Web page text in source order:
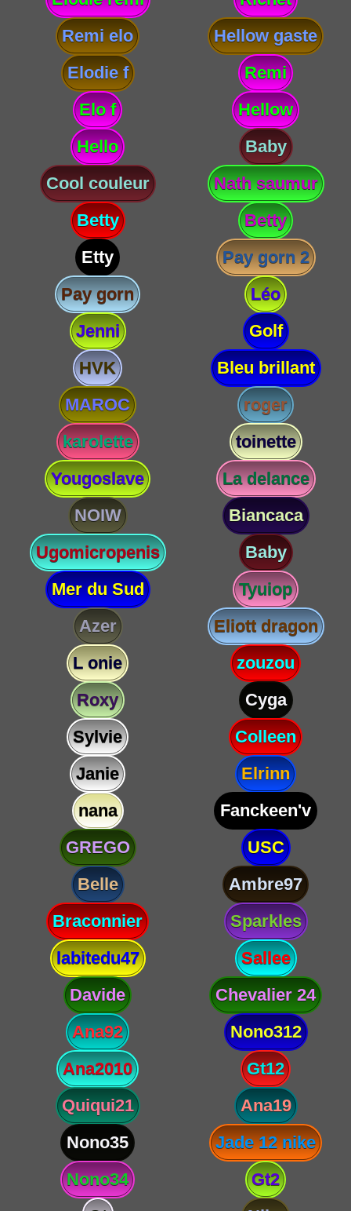
Remi elo
Hellow gaste
Elodie f
Remi
Elo f
Hellow
Hello
Baby
Cool couleur
Nath saumur
Betty
Betty
Etty
Pay gorn 2
Pay gorn
Léo
Jenni
Golf
HVK
Bleu brillant
MAROC
roger
karolette
toinette
Yougoslave
La delance
NOIW
Biancaca
Ugomicropenis
Baby
Mer du Sud
Tyuiop
Azer
Eliott dragon
L onie
zouzou
Roxy
Cyga
Sylvie
Colleen
Janie
Elrinn
nana
Fanckeen'v
GREGO
USC
Belle
Ambre97
Braconnier
Sparkles
labitedu47
Sallee
Davide
Chevalier 24
Ana92
Nono312
Ana2010
Gt12
Quiqui21
Ana19
Nono35
Jade 12 nike
Nono34
Gt2